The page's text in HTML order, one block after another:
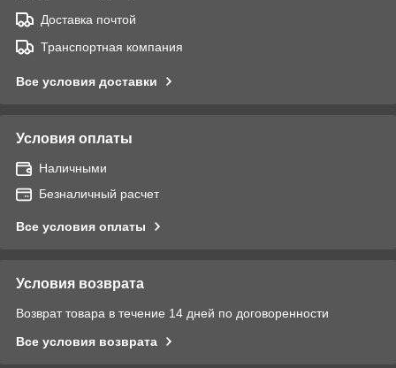
Доставка почтой
Транспортная компания
Все условия доставки
Условия оплаты
Наличными
Безналичный расчет
Все условия оплаты
Условия возврата
Возврат товара в течение 14 дней по договоренности
Все условия возврата